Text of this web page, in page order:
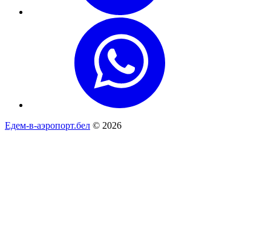
Едем-в-аэропорт.бел © 2026